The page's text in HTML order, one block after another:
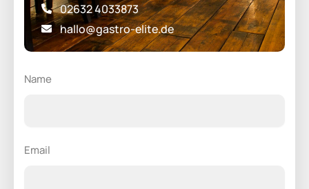
02632 4033873
hallo@gastro-elite.de
Name
Email